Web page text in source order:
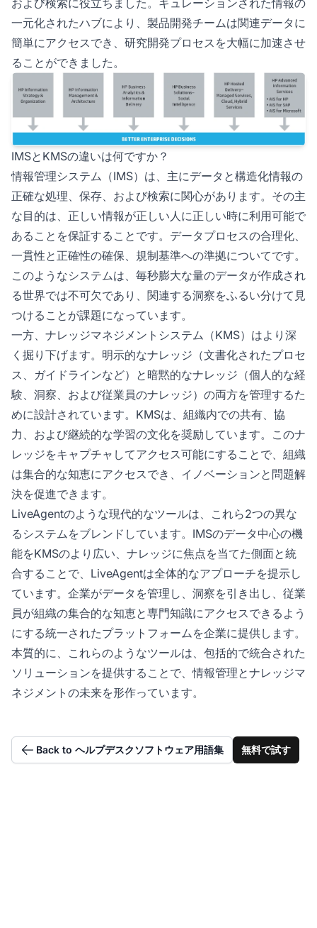
一元化されたハブにより、製品開発チームは関連データに
簡単にアクセスでき、研究開発プロセスを大幅に加速させ
ることができました。
IMSとKMSの違いは何ですか？
情報管理システム（IMS）は、主にデータと構造化情報の
正確な処理、保存、および検索に関心があります。その主
な目的は、正しい情報が正しい人に正しい時に利用可能で
あることを保証することです。データプロセスの合理化、
一貫性と正確性の確保、規制基準への準拠についてです。
このようなシステムは、毎秒膨大な量のデータが作成され
る世界では不可欠であり、関連する洞察をふるい分けて見
つけることが課題になっています。
一方、ナレッジマネジメントシステム（KMS）はより深
く掘り下げます。明示的なナレッジ（文書化されたプロセ
ス、ガイドラインなど）と暗黙的なナレッジ（個人的な経
験、洞察、および従業員のナレッジ）の両方を管理するた
めに設計されています。KMSは、組織内での共有、協
力、および継続的な学習の文化を奨励しています。このナ
レッジをキャプチャしてアクセス可能にすることで、組織
は集合的な知恵にアクセスでき、イノベーションと問題解
決を促進できます。
LiveAgentのような現代的なツールは、これら2つの異な
るシステムをブレンドしています。IMSのデータ中心の機
能をKMSのより広い、ナレッジに焦点を当てた側面と統
合することで、LiveAgentは全体的なアプローチを提示し
ています。企業がデータを管理し、洞察を引き出し、従業
員が組織の集合的な知恵と専門知識にアクセスできるよう
にする統一されたプラットフォームを企業に提供します。
本質的に、これらのようなツールは、包括的で統合された
ソリューションを提供することで、情報管理とナレッジマ
ネジメントの未来を形作っています。
Back to ヘルプデスクソフトウェア用語集 無料で試す